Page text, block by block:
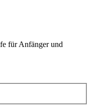
für Anfänger und